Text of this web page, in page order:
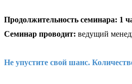
Продолжительность семинара: 1
Семинар проводит: ведущий
Не упустите свой шанс.